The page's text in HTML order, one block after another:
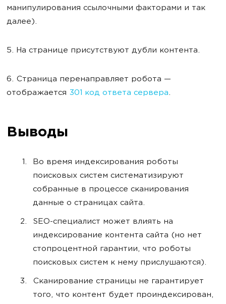
манипулирования ссылочными факторами и так
далее).
5. На странице присутствуют дубли контента.
6. Страница перенаправляет робота —
отображается 301 код ответа сервера.
Выводы
Во время индексирования роботы
поисковых систем систематизируют
собранные в процессе сканирования
данные о страницах сайта.
SEO-специалист может влиять на
индексирование контента сайта (но нет
стопроцентной гарантии, что роботы
поисковых систем к нему прислушаются).
Сканирование страницы не гарантирует
того, что контент будет проиндексирован,